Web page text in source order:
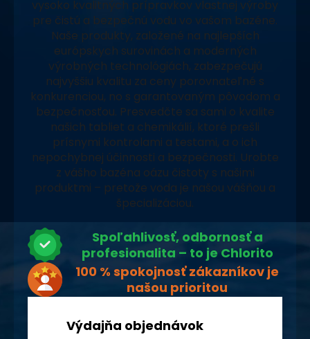
vysoko kvalitných prípravkov vlastnej výroby
pre čistú a bezpečnú vodu vo vašom bazéne.
Naše produkty, založené na najlepších
európskych surovinách a moderných
výrobných technológiách, zabezpečujú
najvyššiu kvalitu za ceny porovnateľné s
konkurenciou, no s garantovaným pôvodom a
bezpečnosťou. Presvedčte sa sami o kvalite
našich tabliet a chemikálií, ktoré prešli
prísnymi kontrolami a testami, a o ich
nepochybnej účinnosti a bezpečnosti. Urobte
z vášho bazéna oázu čistoty s našimi
produktmi – pretože voda je našou vášňou a
špecializáciou.
Spoľahlivosť, odbornosť a
profesionalita – to je Chlorito
100 % spokojnosť zákazníkov je
našou prioritou
Výdajňa objednávok